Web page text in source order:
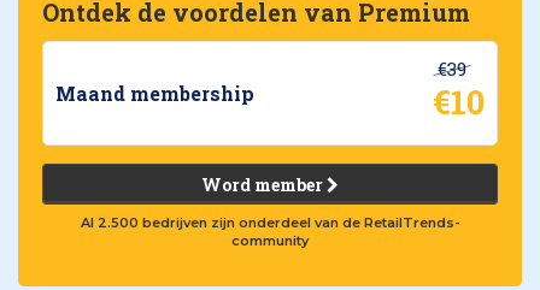
Ontdek de voordelen van Premium
Maand membership
€39
€10
Word member
Al 2.500 bedrijven zijn onderdeel van de RetailTrends-
community